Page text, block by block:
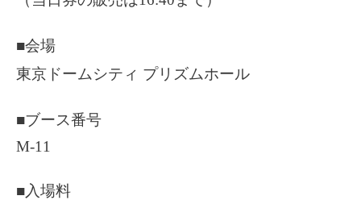
■会場
東京ドームシティ プリズムホール
■ブース番号
M-11
■入場料